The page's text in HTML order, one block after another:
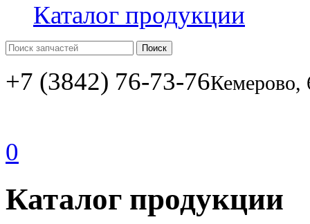
Каталог продукции
Поиск
+7 (3842) 76-73-76Кемерово,
0
Каталог продукции